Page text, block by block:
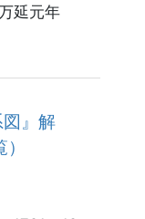
延元年
図』解